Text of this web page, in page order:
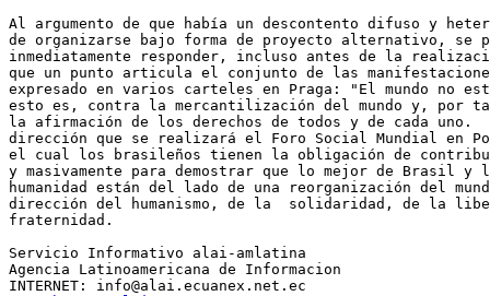
Al argumento de que había un descontento difuso y
de organizarse bajo forma de proyecto alternativo, se
inmediatamente responder, incluso antes de la
que un punto articula el conjunto de las
expresado en varios carteles en Praga: "El mundo no
esto es, contra la mercantilización del mundo y, por
la afirmación de los derechos de todos y de cada uno.
dirección que se realizará el Foro Social Mundial en
el cual los brasileños tienen la obligación de
y masivamente para demostrar que lo mejor de Brasil y
humanidad están del lado de una reorganización del
dirección del humanismo, de la  solidaridad, de la
fraternidad.
Servicio Informativo alai-amlatina
Agencia Latinoamericana de Informacion
INTERNET: info@alai.ecuanex.net.ec